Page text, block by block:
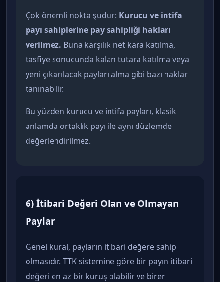
Çok önemli nokta şudur: Kurucu ve intifa
payı sahiplerine pay sahipliği hakları
verilmez. Buna karşılık net kara katılma,
tasfiye sonucunda kalan tutara katılma veya
yeni çıkarılacak payları alma gibi bazı haklar
tanınabilir.
Bu yüzden kurucu ve intifa payları, klasik
anlamda ortaklık payı ile aynı düzlemde
değerlendirilmez.
6) İtibari Değeri Olan ve Olmayan
Paylar
Genel kural, payların itibari değere sahip
olmasıdır. TTK sistemine göre bir payın itibari
değeri en az bir kuruş olabilir ve birer